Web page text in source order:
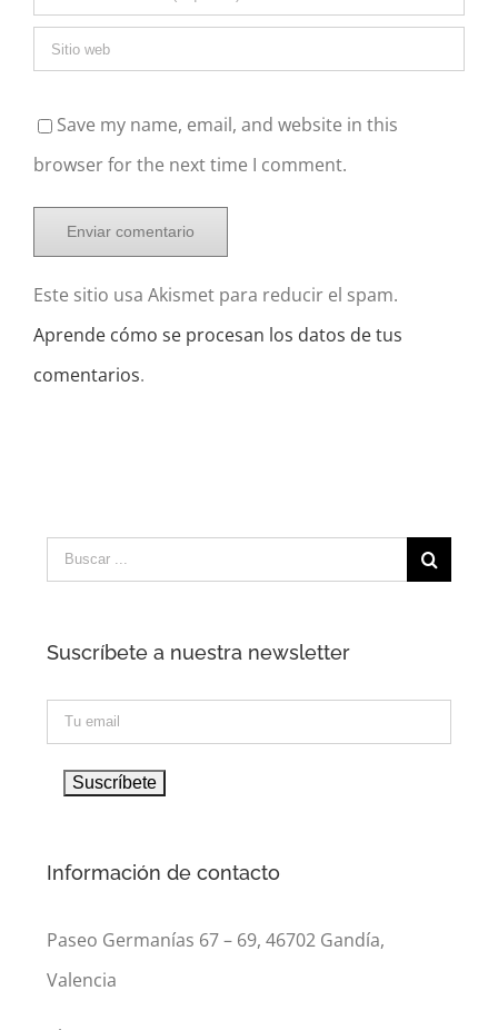
Save my name, email, and website in this
Este sitio usa Akismet para reducir el spam.
Aprende cómo se procesan los datos de tus
comentarios.
Suscríbete a nuestra newsletter
Información de contacto
Phone: 96 295 01 46
Email:comercial@dimode.es